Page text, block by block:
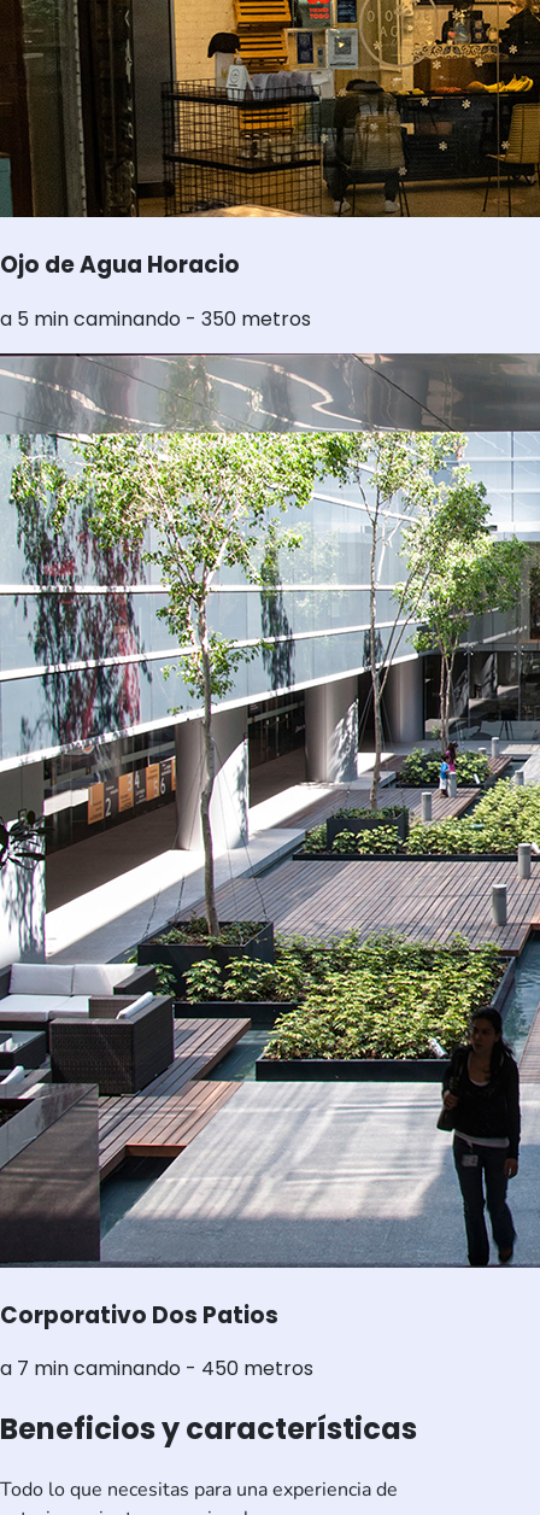
Ojo de Agua Horacio
a 5 min caminando - 350 metros
Corporativo Dos Patios
a 7 min caminando - 450 metros
Beneficios y características
Todo lo que necesitas para una experiencia de